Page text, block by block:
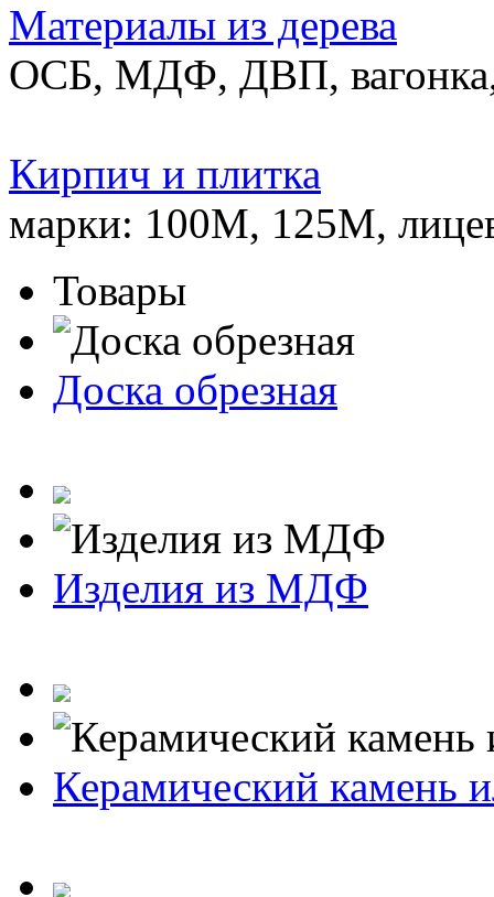
Материалы из дерева
ОСБ, МДФ, ДВП,
Кирпич и плитка
марки: 100М, 125М,
Товары
Доска обрезная
Изделия из МДФ
Керамический камень